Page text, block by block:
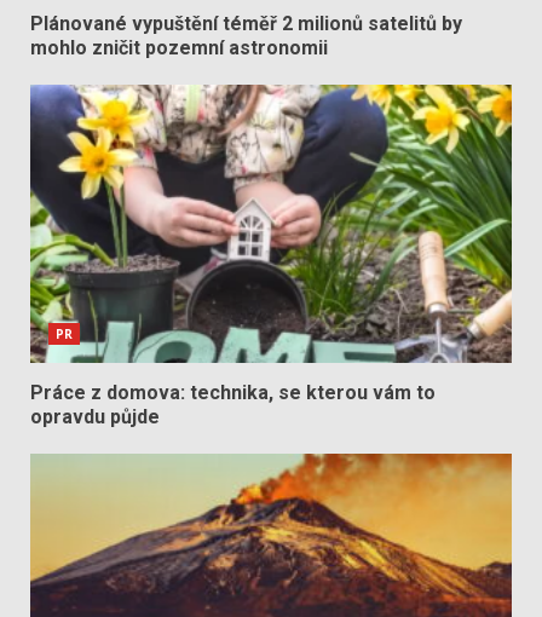
Plánované vypuštění téměř 2 milionů satelitů by
mohlo zničit pozemní astronomii
PR
Práce z domova: technika, se kterou vám to
opravdu půjde